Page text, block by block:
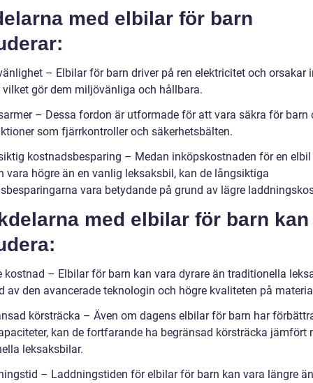
med elbilar för barn
– Elbilar för barn driver på ren elektricitet och orsakar
vilket gör dem miljövänliga och hållbara.
– Dessa fordon är utformade för att vara säkra för barn
som fjärrkontroller och säkerhetsbälten.
kostnadsbesparing – Medan inköpskostnaden för en
vara högre än en vanlig leksaksbil, kan de långsiktiga
vara betydande på grund av lägre
med elbilar för barn kan
kostnad – Elbilar för barn kan vara dyrare än traditionella
av den avancerade teknologin och högre kvaliteten på
körsträcka – Även om dagens elbilar för barn har
kan de fortfarande ha begränsad körsträcka jämfört
leksaksbilar.
– Laddningstiden för elbilar för barn kan vara längre än